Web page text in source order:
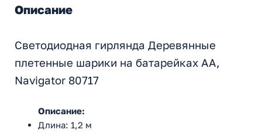
Описание
Светодиодная гирлянда Деревянные
плетенные шарики на батарейках АА,
Navigator 80717
Описание:
Длина: 1,2 м